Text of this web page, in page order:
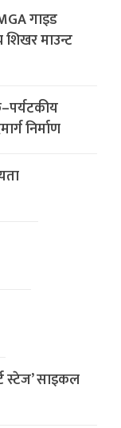
गाइड
शिखर माउन्ट
निर्माण
स्टेज’ साइकल